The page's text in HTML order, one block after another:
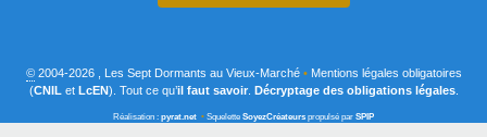
©2004-2026 , Les Sept Dormants au Vieux-Marché •Mentions légales obligatoires
(CNILet LcEN). Tout ce qu’il faut savoir. Décryptage des obligations légales.
Réalisation : pyrat.net • Squelette SoyezCréateurs propulsé par SPIP